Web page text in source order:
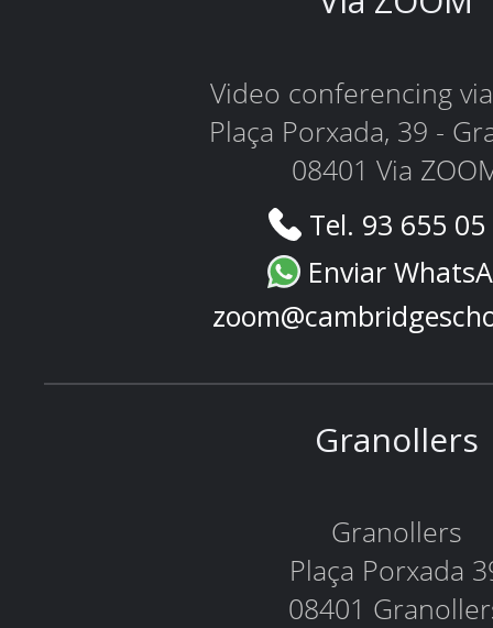
Video conferencing
Plaça Porxada, 39 -
08401 Via
Tel. 93 655
Enviar
Granollers
Granollers
Plaça Porxada
08401